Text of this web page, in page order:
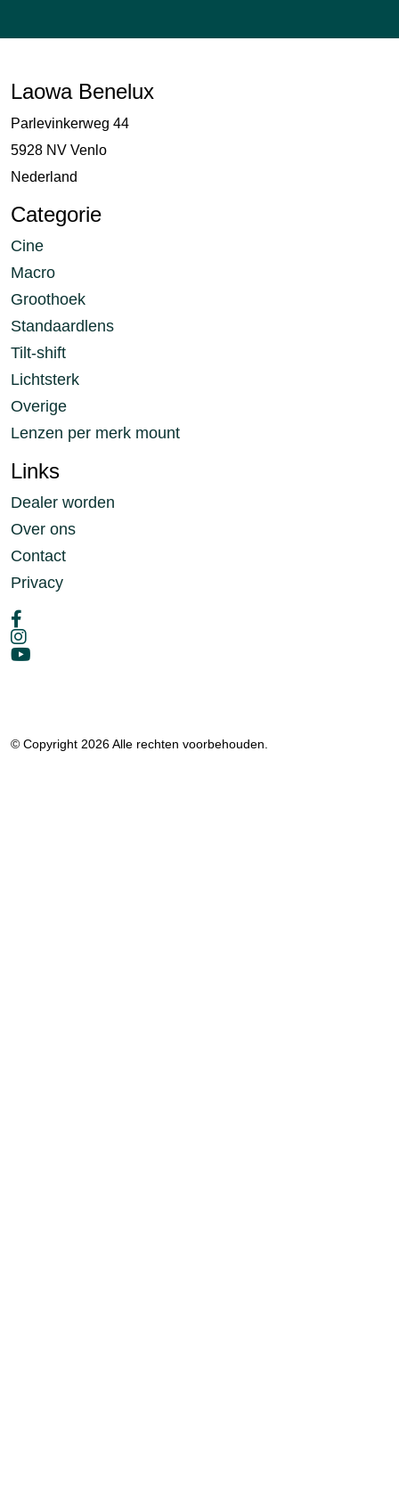
Laowa Benelux
Parlevinkerweg 44
5928 NV Venlo
Nederland
Categorie
Cine
Macro
Groothoek
Standaardlens
Tilt-shift
Lichtsterk
Overige
Lenzen per merk mount
Links
Dealer worden
Over ons
Contact
Privacy
© Copyright 2026 Alle rechten voorbehouden.